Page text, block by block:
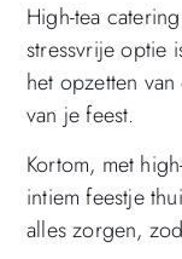
High-tea
stressvrije optie
het opzetten
van je feest.
Kortom, met
intiem feestje
alles zorgen,